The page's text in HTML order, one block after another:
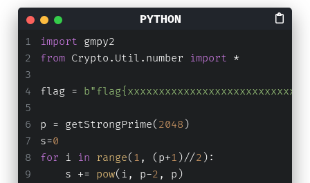
import gmpy2
from Crypto.Util.number import *
flag =
p = getStrongPrime( 2048 )
s=0
for i in range( 1 , (p+1 )//2 ):
    s +=
pow(i, p-2 , p)